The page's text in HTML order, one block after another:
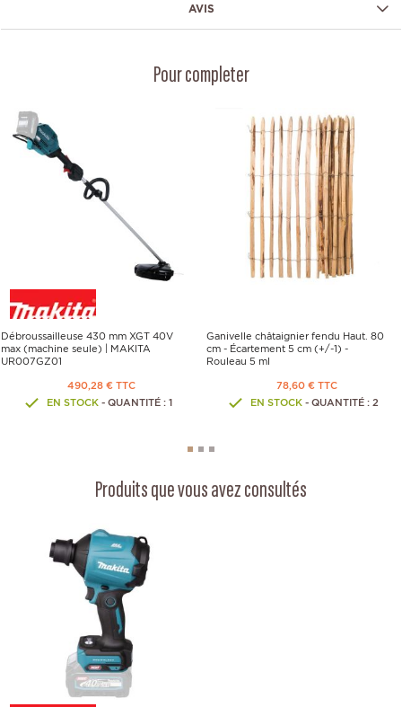
AVIS
Pour completer
Débroussailleuse 430 mm XGT 40V
max (machine seule) | MAKITA
UR007GZ01
490,28 € TTC
EN STOCK- QUANTITÉ : 1
Ganivelle châtaignier fendu Haut. 80
cm - Écartement 5 cm (+/-1) -
Rouleau 5 ml
78,60 € TTC
EN STOCK - QUANTITÉ : 2
Produits que vous avez consultés